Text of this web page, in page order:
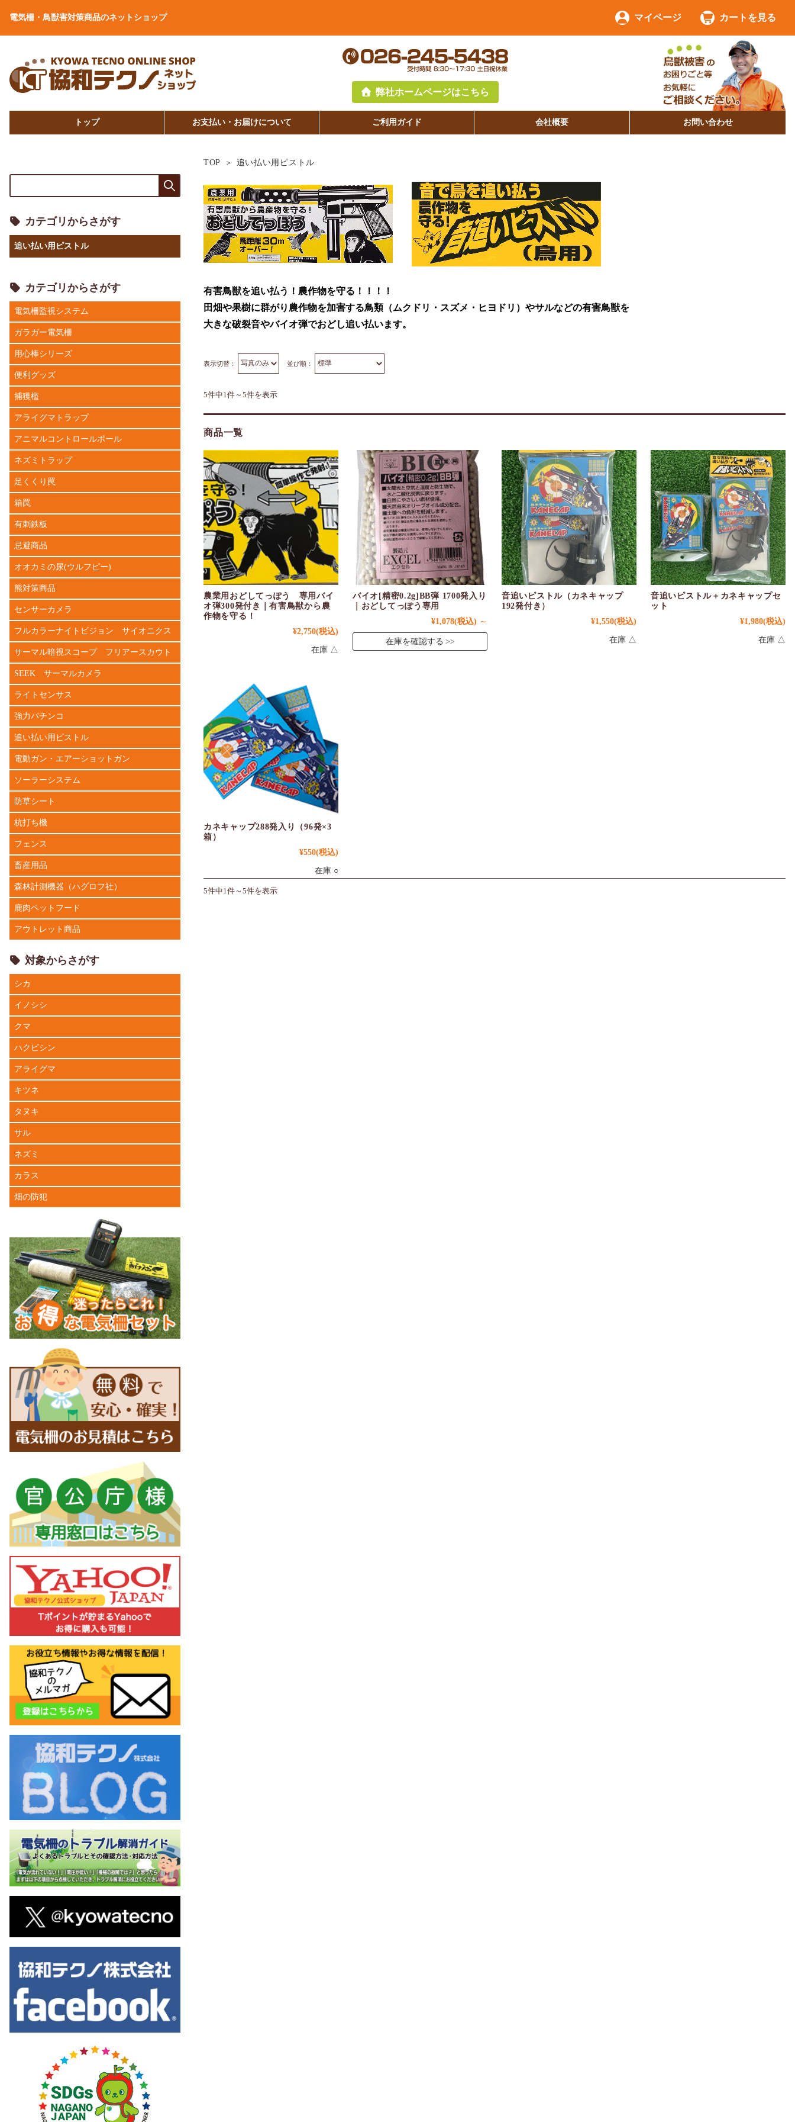
電気柵・鳥獣害対策商品のネットショップ マイページ カートを見る
弊社ホームページはこちら
トップ お支払い・お届けについて ご利用ガイド 会社概要 お問い合わせ
TOP 追い払い用ピストル
有害鳥獣を追い払う！農作物を守る！！！！
田畑や果樹に群がり農作物を加害する鳥類（ムクドリ・スズメ・ヒヨドリ）やサルなどの有害鳥獣を
大きな破裂音やバイオ弾でおどし追い払います。
表示切替： 並び順：
5件中1件～5件を表示
商品一覧
農業用おどしてっぽう 専用バイ
オ弾300発付き｜有害鳥獣から農
作物を守る！
¥2,750(税込)
在庫 △
バイオ[精密0.2g]BB弾 1700発入り
｜おどしてっぽう専用
¥1,078(税込) ～
在庫を確認する
音追いピストル（カネキャップ
192発付き）
¥1,550(税込)
在庫 △
音追いピストル＋カネキャップセ
ット
¥1,980(税込)
在庫 △
カネキャップ288発入り（96発×3
箱）
¥550(税込)
在庫 ○
5件中1件～5件を表示
カテゴリからさがす
追い払い用ピストル
カテゴリからさがす
電気柵監視システム
ガラガー電気柵
用心棒シリーズ
便利グッズ
捕獲檻
アライグマトラップ
アニマルコントロールポール
ネズミトラップ
足くくり罠
箱罠
有刺鉄板
忌避商品
オオカミの尿(ウルフピー)
熊対策商品
センサーカメラ
フルカラーナイトビジョン サイオニクス
サーマル暗視スコープ フリアースカウト
SEEK サーマルカメラ
ライトセンサス
強力パチンコ
追い払い用ピストル
電動ガン・エアーショットガン
ソーラーシステム
防草シート
杭打ち機
フェンス
畜産用品
森林計測機器（ハグロフ社）
鹿肉ペットフード
アウトレット商品
対象からさがす
シカ
イノシシ
クマ
ハクビシン
アライグマ
キツネ
タヌキ
サル
ネズミ
カラス
畑の防犯